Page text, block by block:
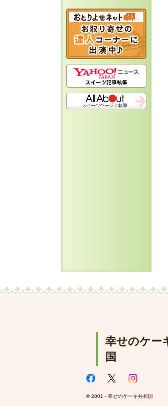
幸せのケー
国
© 2001 - 幸せのケーキ共和国